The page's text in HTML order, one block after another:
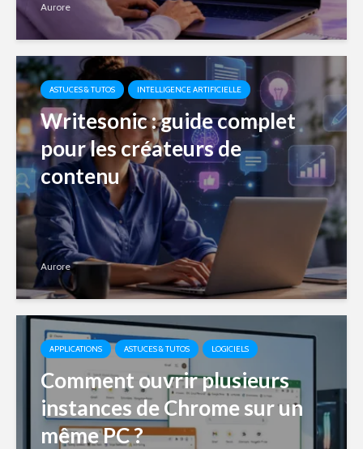
Aurore
ASTUCES & TUTOS INTELLIGENCE ARTIFICIELLE
Writesonic : guide complet
pour les créateurs de
contenu
Aurore
APPLICATIONS ASTUCES & TUTOS LOGICIELS
Comment ouvrir plusieurs
instances de Chrome sur un
même PC ?